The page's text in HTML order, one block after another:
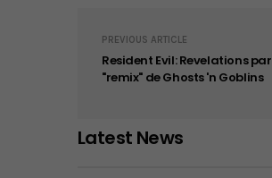
PREVIOUS ARTICLE
Resident Evil: Revelations
"remix" de Ghosts 'n Goblins
Latest News